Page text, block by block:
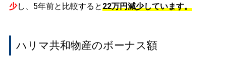
少し、5年前と比較すると22万円減少しています。
ハリマ共和物産のボーナス額